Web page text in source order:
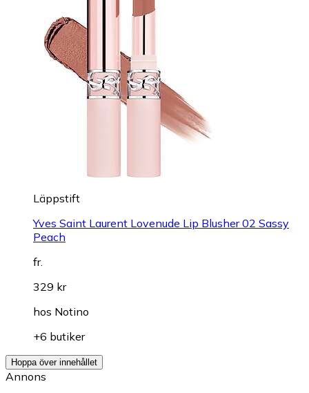
Läppstift
Yves Saint Laurent Lovenude Lip Blusher 02 Sassy
Peach
fr.
329 kr
hos Notino
+6 butiker
Hoppa över innehållet
Annons